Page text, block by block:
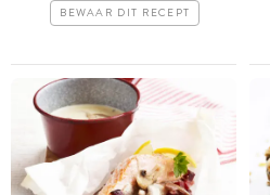
BEWAAR DIT RECEPT